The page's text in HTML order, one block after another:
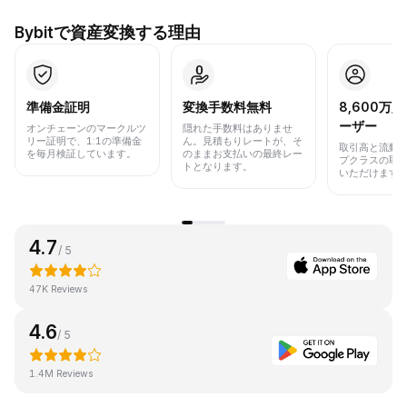
Bybitで資産変換する理由
準備金証明
オンチェーンのマークルツ
リー証明で、1:1の準備金
を毎月検証しています。
変換手数料無料
隠れた手数料はありませ
ん。見積もりレートが、そ
のままお支払いの最終レー
トとなります。
8,600万人
ーザー
取引高と流動
プクラスの取
いただけます
4.7 / 5
47K Reviews
4.6/ 5
1.4M Reviews